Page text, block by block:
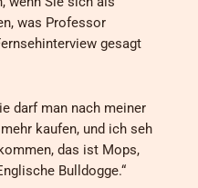
was Professor
gesagt
darf man nach meiner
kaufen, und ich seh
das ist Mops,
Bulldogge.“